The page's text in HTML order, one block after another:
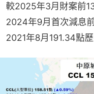
較2025年3月財案前
2024年9月首次減息
2021年8月191.34點